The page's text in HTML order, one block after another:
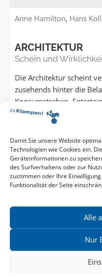
Damit Sie unsere Website
Technologien wie Cookies ein.
Geräteinformationen zu
des Surfverhaltens oder zur
zustimmen oder Ihre
Funktionalität der Seite
Alle
Nur
Anne Hamilton, Hans
ARCHITEKTUR
Schein und
Die Architektur scheint
zusehends hinter die
Konsumstreben,
Investoreninteressen
einhergehende Verfall
18,00 €
17.12.2020 ISBN 9783866747920